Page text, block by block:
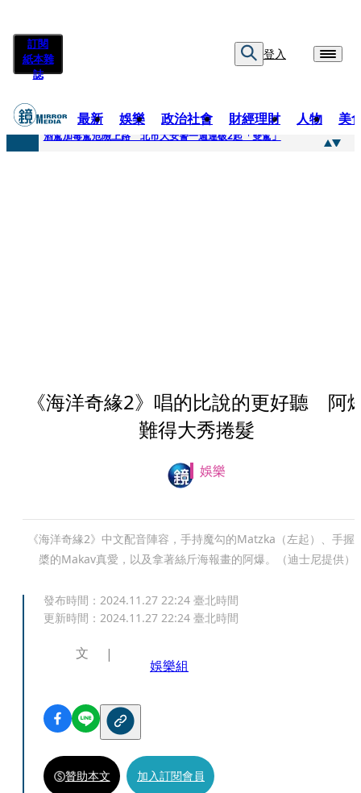
訂閱
紙本雜
誌
登入
最新 娛樂 政治社會 財經理財 人物 美
快訊
酒駕加毒駕危險上路 北市大安警一週連破2起「雙駕」
《海洋奇緣2》唱的比說的更好聽 阿
難得大秀捲髮
娛樂
《海洋奇緣2》中文配音陣容，手持魔勾的Matzka（左起）、手握
槳的Makav真愛，以及拿著絲斤海報畫的阿爆。（迪士尼提供）
發布時間： 2024.11.27 22:24 臺北時間
更新時間： 2024.11.27 22:24 臺北時間
文
娛樂組
贊助本文 加入訂閱會員